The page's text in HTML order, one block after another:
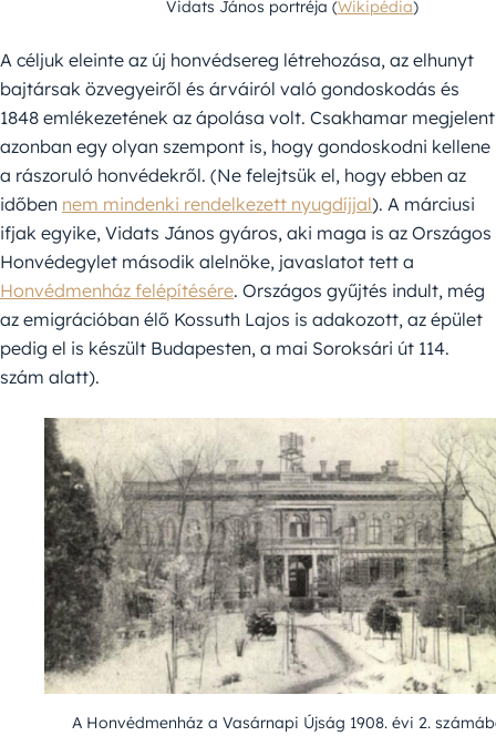
Vidats János portréja (Wikipédia)
A céljuk eleinte az új honvédsereg létrehozása, az elhunyt
bajtársak özvegyeiről és árváiról való gondoskodás és
1848 emlékezetének az ápolása volt. Csakhamar megjelent
azonban egy olyan szempont is, hogy gondoskodni kellene
a rászoruló honvédekről. (Ne felejtsük el, hogy ebben az
időben nem mindenki rendelkezett nyugdíjjal). A márciusi
ifjak egyike, Vidats János gyáros, aki maga is az Országos
Honvédegylet második alelnöke, javaslatot tett a
Honvédmenház felépítésére. Országos gyűjtés indult, még
az emigrációban élő Kossuth Lajos is adakozott, az épület
pedig el is készült Budapesten, a mai Soroksári út 114.
szám alatt).
A Honvédmenház a Vasárnapi Újság 1908. évi 2.